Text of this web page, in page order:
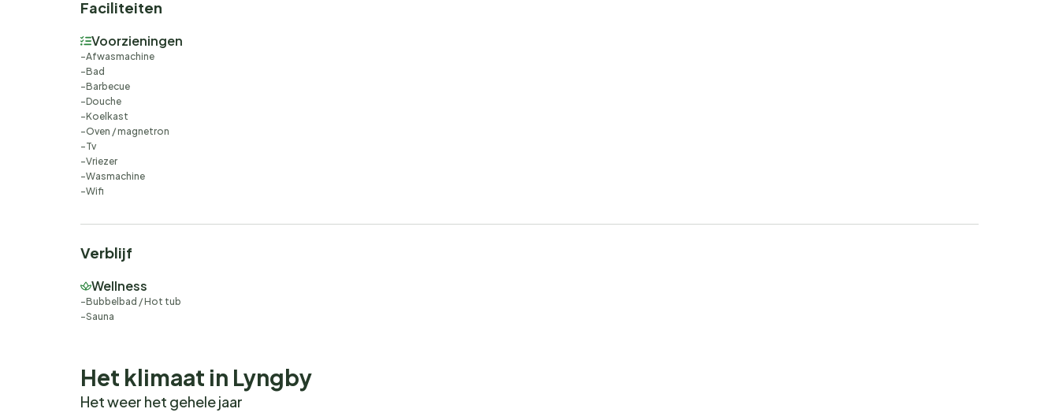
Faciliteiten
Voorzieningen
Afwasmachine
Bad
Barbecue
Douche
Koelkast
Oven / magnetron
Tv
Vriezer
Wasmachine
Wifi
Verblijf
Wellness
Bubbelbad / Hot tub
Sauna
Het klimaat in Lyngby
Het weer het gehele jaar